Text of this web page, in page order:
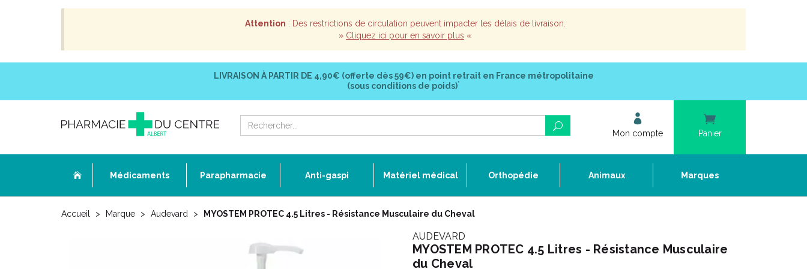
Attention : Des restrictions de circulation peuvent impacter les délais de livraison.
» Cliquez ici pour en savoir plus «
LIVRAISON À PARTIR DE 4,90€ (offerte dès 59€) en point retrait en France métropolitaine
(sous conditions de poids)*
Mon compte Panier
Médicaments Parapharmacie Anti-gaspi Matériel médical Orthopédie Animaux Marques
Accueil Marque Audevard MYOSTEM PROTEC 4.5 Litres - Résistance Musculaire du Cheval
AUDEVARD
MYOSTEM PROTEC 4.5 Litres - Résistance Musculaire
du Cheval